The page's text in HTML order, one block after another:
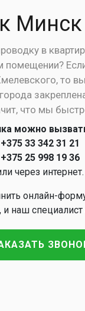
в
помещении?
то
что мы
можно
+375 33 342 31 21
+375 25 998 19 36
через интернет.
онлайн-
и наш